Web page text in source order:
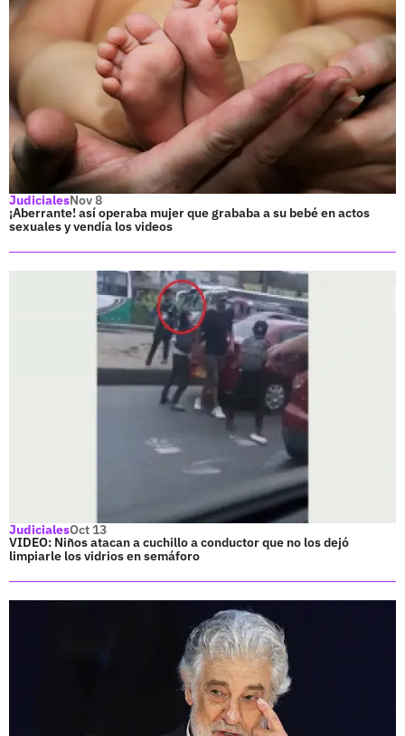
JudicialesNov 8
¡Aberrante! así operaba mujer que grababa a su bebé en actos
sexuales y vendía los videos
JudicialesOct 13
VIDEO: Niños atacan a cuchillo a conductor que no los dejó
limpiarle los vidrios en semáforo